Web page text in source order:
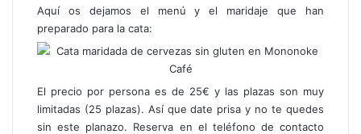
Aquí os dejamos el menú y el maridaje que han
preparado para la cata:
El precio por persona es de 25€ y las plazas son muy
limitadas (25 plazas). Así que date prisa y no te quedes
sin este planazo. Reserva en el teléfono de contacto